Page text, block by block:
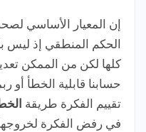
إن المعيار الأساسي
الحكم المنطقي إذ ليس
كلها لكن من الممكن
حسابنا قابلية الخطأ
تقييم الفكرة طريقة
في رفض الفكرة